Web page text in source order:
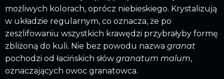
możliwych kolorach, oprócz niebieskiego. Krystalizują
w układzie regularnym, co oznacza, że po
zeszlifowaniu wszystkich krawędzi przybrałyby formę
zbliżoną do kuli. Nie bez powodu nazwa granat
pochodzi od łacińskich słów granatum malum,
oznaczających owoc granatowca.